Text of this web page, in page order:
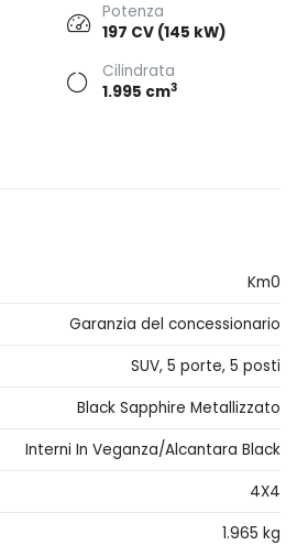
Potenza
197 CV (145 kW)
Cilindrata
1.995 cm3
Km0
Garanzia del concessionario
SUV, 5 porte, 5 posti
Black Sapphire Metallizzato
Interni In Veganza/Alcantara Black
4X4
1.965 kg